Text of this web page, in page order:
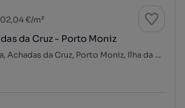
€/m²
da Cruz - Porto Moniz
Caminho da Terça, Achadas da Cruz, Porto Moniz, Ilha da Madeira
quadrado